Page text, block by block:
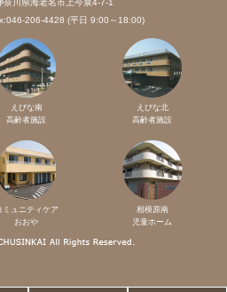
川県海老名市上今泉4-7-1
206-4428 (平日 9:00～18:00)
えびな南
高齢者施設
えびな北
高齢者施設
ミュニティケア
おおや
相模原南
児童ホーム